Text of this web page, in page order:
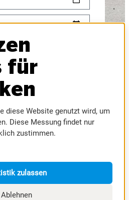
für
diese Website genutzt wird, um
Diese Messung findet nur
zustimmen.
zulassen
Ablehnen